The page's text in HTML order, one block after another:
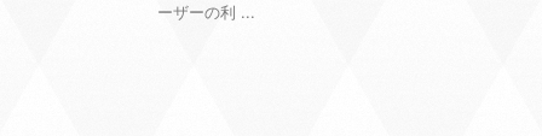
ーザーの利 ...